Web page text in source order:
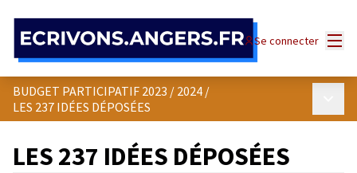
Se connecter
BUDGET PARTICIPATIF 2023 / 2024 /
LES 237 IDÉES DÉPOSÉES
LES 237 IDÉES DÉPOSÉES